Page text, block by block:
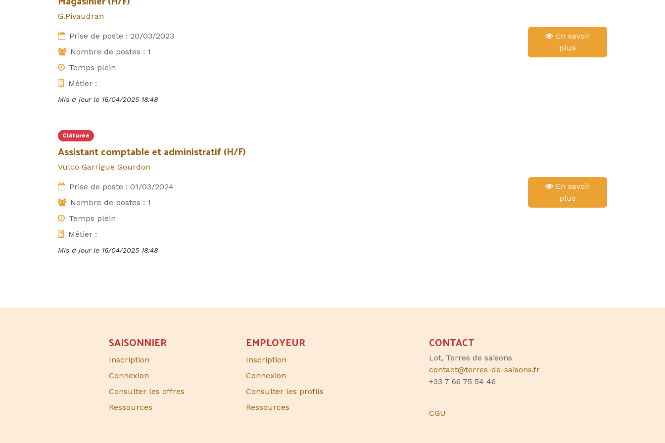
G.Pivaudran
Prise de poste : 20/03/2023
Nombre de postes : 1
Temps plein
Métier :
Mis à jour le 16/04/2025 18:48
En savoir
plus
Clôturée
Assistant comptable et administratif (H/F)
Vulco Garrigue Gourdon
Prise de poste : 01/03/2024
Nombre de postes : 1
Temps plein
Métier :
Mis à jour le 16/04/2025 18:48
En savoir
plus
CONTACT
Lot, Terres de saisons
contact@terres-de-saisons.fr
+33 7 66 75 54 46
CGU
EMPLOYEUR
Inscription
Connexion
Consulter les profils
Ressources
SAISONNIER​
Inscription
Connexion
Consulter les offres
Ressources